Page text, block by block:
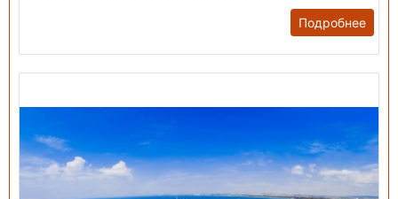
Подробнее